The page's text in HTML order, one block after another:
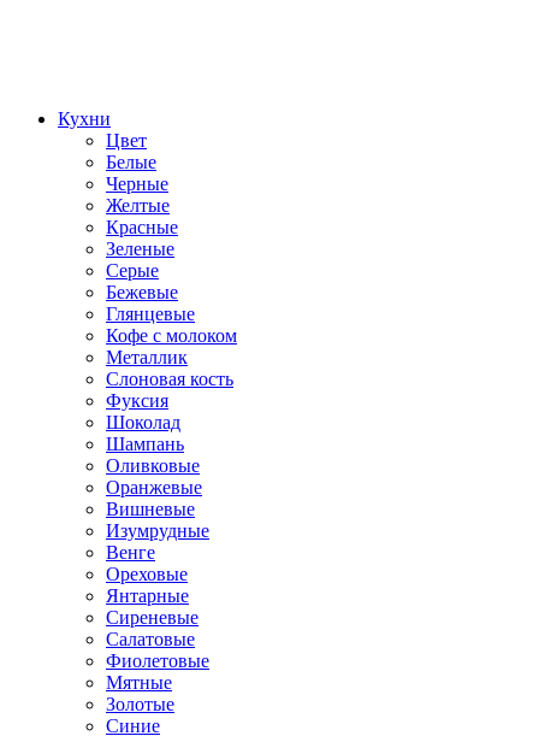
Кухни
Цвет
Белые
Черные
Желтые
Красные
Зеленые
Серые
Бежевые
Глянцевые
Кофе с молоком
Металлик
Слоновая кость
Фуксия
Шоколад
Шампань
Оливковые
Оранжевые
Вишневые
Изумрудные
Венге
Ореховые
Янтарные
Сиреневые
Салатовые
Фиолетовые
Мятные
Золотые
Синие